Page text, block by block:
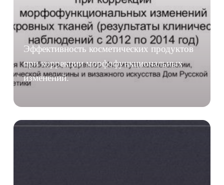
Эффективность косметических продуктов
при коррекции морфофункциональных
изменений.